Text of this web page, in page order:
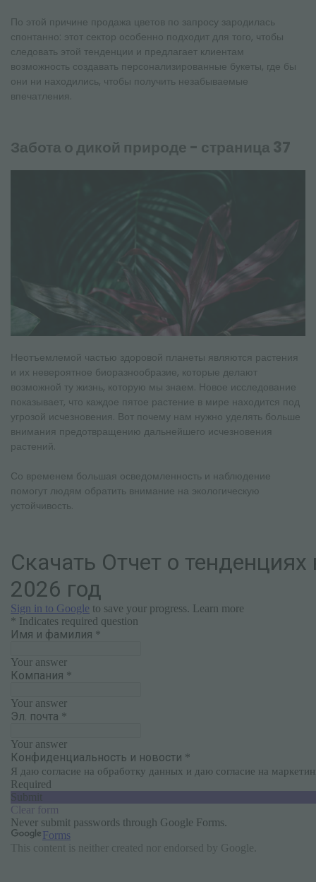
По этой причине продажа цветов по запросу зародилась
спонтанно: этот сектор особенно подходит для того, чтобы
следовать этой тенденции и предлагает клиентам
возможность создавать персонализированные букеты, где бы
они ни находились, чтобы получить незабываемые
впечатления.
Забота о дикой природе - страница 37
Неотъемлемой частью здоровой планеты являются растения
и их невероятное биоразнообразие, которые делают
возможной ту жизнь, которую мы знаем. Новое исследование
показывает, что каждое пятое растение в мире находится под
угрозой исчезновения. Вот почему нам нужно уделять больше
внимания предотвращению дальнейшего исчезновения
растений.
Со временем большая осведомленность и наблюдение
помогут людям обратить внимание на экологическую
устойчивость.